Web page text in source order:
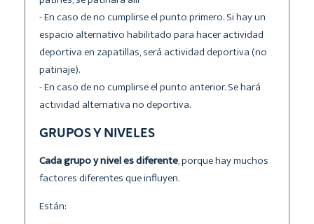
- En caso de no cumplirse el punto primero. Si hay un
espacio alternativo habilitado para hacer actividad
deportiva en zapatillas, será actividad deportiva (no
patinaje).
- En caso de no cumplirse el punto anterior. Se hará
actividad alternativa no deportiva.
GRUPOS Y NIVELES
Cada grupo y nivel es diferente, porque hay muchos
factores diferentes que influyen.
Están: